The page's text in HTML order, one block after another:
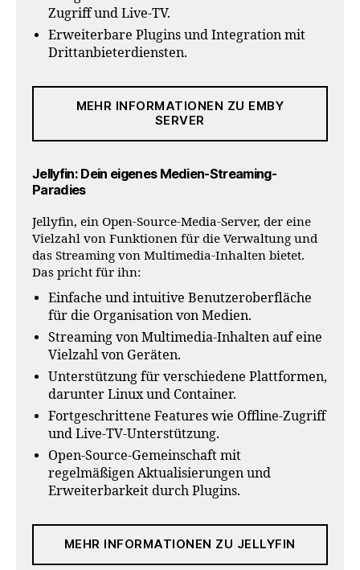
Zugriff und Live-TV.
Erweiterbare Plugins und Integration mit
Drittanbieterdiensten.
MEHR INFORMATIONEN ZU EMBY
SERVER
Jellyfin: Dein eigenes Medien-Streaming-
Paradies
Jellyfin, ein Open-Source-Media-Server, der eine
Vielzahl von Funktionen für die Verwaltung und
das Streaming von Multimedia-Inhalten bietet.
Das pricht für ihn:
Einfache und intuitive Benutzeroberfläche
für die Organisation von Medien.
Streaming von Multimedia-Inhalten auf eine
Vielzahl von Geräten.
Unterstützung für verschiedene Plattformen,
darunter Linux und Container.
Fortgeschrittene Features wie Offline-Zugriff
und Live-TV-Unterstützung.
Open-Source-Gemeinschaft mit
regelmäßigen Aktualisierungen und
Erweiterbarkeit durch Plugins.
MEHR INFORMATIONEN ZU JELLYFIN